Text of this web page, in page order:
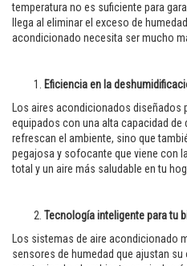
temperatura no es suficiente para
llega al eliminar el exceso de
acondicionado necesita ser mucho
Eficiencia en la
Los aires acondicionados
equipados con una alta capacidad
refrescan el ambiente, sino que
pegajosa y sofocante que viene con
total y un aire más saludable en tu
Tecnología inteligente para tu
Los sistemas de aire acondicionado
sensores de humedad que ajustan